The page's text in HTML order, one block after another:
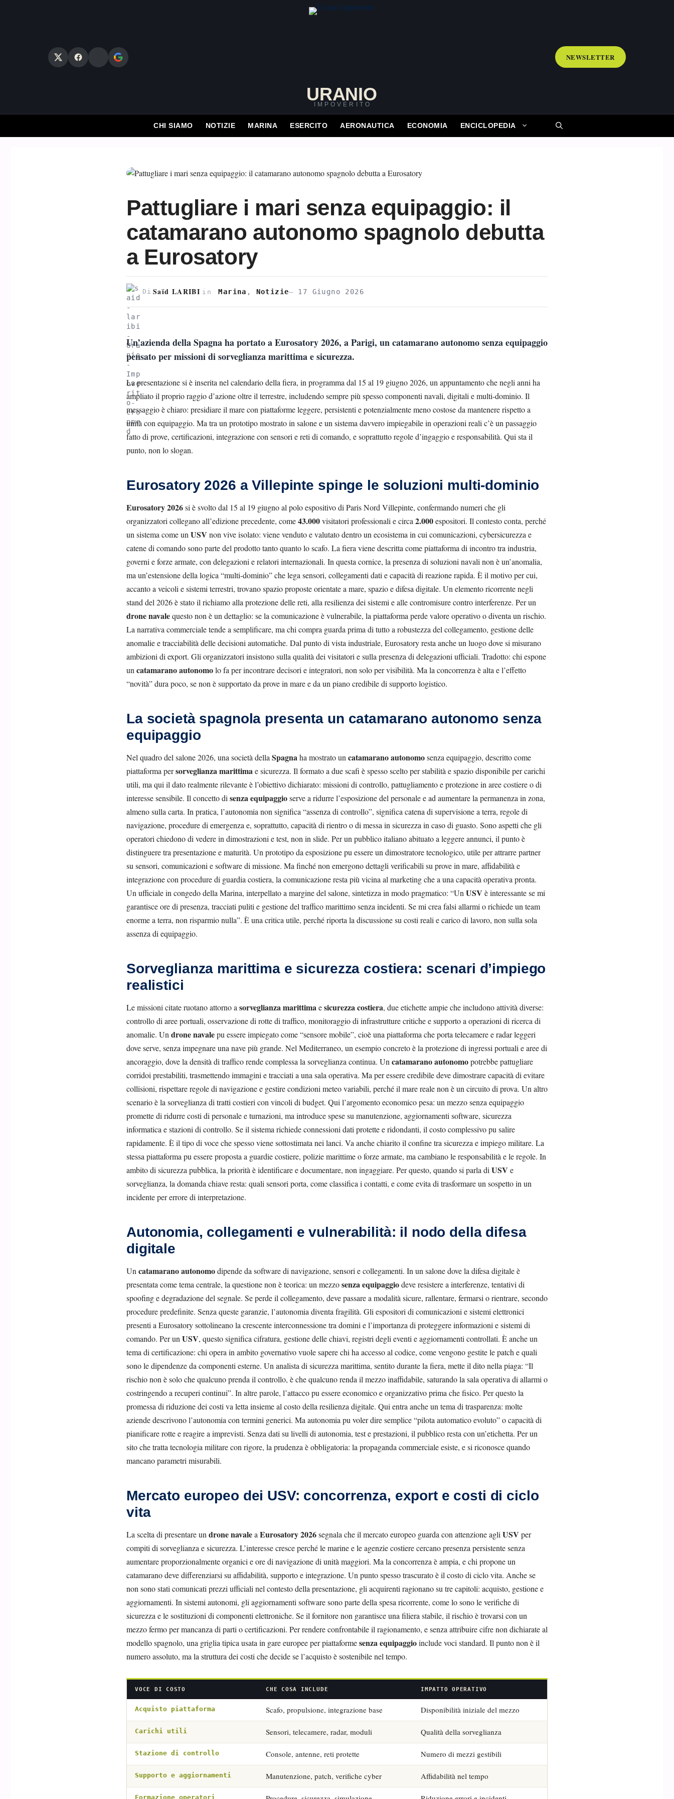
URANIO
IMPOVERITO
NEWSLETTER
CHI SIAMO NOTIZIE MARINA ESERCITO AERONAUTICA ECONOMIA ENCICLOPEDIA
Pattugliare i mari senza equipaggio: il
catamarano autonomo spagnolo debutta
a Eurosatory
17 Giugno 2026
Di Saïd LARIBI in Marina , Notizie
Un’azienda della Spagna ha portato a Eurosatory 2026, a Parigi, un catamarano autonomo senza equipaggio
pensato per missioni di sorveglianza marittima e sicurezza.
La presentazione si è inserita nel calendario della fiera, in programma dal 15 al 19 giugno 2026, un appuntamento che negli anni ha
ampliato il proprio raggio d’azione oltre il terrestre, includendo sempre più spesso componenti navali, digitali e multi-dominio. Il
messaggio è chiaro: presidiare il mare con piattaforme leggere, persistenti e potenzialmente meno costose da mantenere rispetto a
unità con equipaggio. Ma tra un prototipo mostrato in salone e un sistema davvero impiegabile in operazioni reali c’è un passaggio
fatto di prove, certificazioni, integrazione con sensori e reti di comando, e soprattutto regole d’ingaggio e responsabilità. Qui sta il
punto, non lo slogan.
Eurosatory 2026 a Villepinte spinge le soluzioni multi-dominio
Eurosatory 2026si è svolto dal 15 al 19 giugno al polo espositivo di Paris Nord Villepinte, confermando numeri che gli
organizzatori collegano all’edizione precedente, come43.000visitatori professionali e circa 2.000espositori. Il contesto conta, perché
un sistema come un USV non vive isolato: viene venduto e valutato dentro un ecosistema in cui comunicazioni, cybersicurezza e
catene di comando sono parte del prodotto tanto quanto lo scafo. La fiera viene descritta come piattaforma di incontro tra industria,
governi e forze armate, con delegazioni e relatori internazionali. In questa cornice, la presenza di soluzioni navali non è un’anomalia,
ma un’estensione della logica “multi-dominio” che lega sensori, collegamenti dati e capacità di reazione rapida. È il motivo per cui,
accanto a veicoli e sistemi terrestri, trovano spazio proposte orientate a mare, spazio e difesa digitale. Un elemento ricorrente negli
stand del 2026 è stato il richiamo alla protezione delle reti, alla resilienza dei sistemi e alle contromisure contro interferenze. Per un
drone navalequesto non è un dettaglio: se la comunicazione è vulnerabile, la piattaforma perde valore operativo o diventa un rischio.
La narrativa commerciale tende a semplificare, ma chi compra guarda prima di tutto a robustezza del collegamento, gestione delle
anomalie e tracciabilità delle decisioni automatiche. Dal punto di vista industriale, Eurosatory resta anche un luogo dove si misurano
ambizioni di export. Gli organizzatori insistono sulla qualità dei visitatori e sulla presenza di delegazioni ufficiali. Tradotto: chi espone
un catamarano autonomolo fa per incontrare decisori e integratori, non solo per visibilità. Ma la concorrenza è alta e l’effetto
“novità” dura poco, se non è supportato da prove in mare e da un piano credibile di supporto logistico.
La società spagnola presenta un catamarano autonomo senza
equipaggio
Nel quadro del salone 2026, una società della Spagnaha mostrato un catamarano autonomosenza equipaggio, descritto come
piattaforma persorveglianza marittimae sicurezza. Il formato a due scafi è spesso scelto per stabilità e spazio disponibile per carichi
utili, ma qui il dato realmente rilevante è l’obiettivo dichiarato: missioni di controllo, pattugliamento e protezione in aree costiere o di
interesse sensibile. Il concetto di senza equipaggioserve a ridurre l’esposizione del personale e ad aumentare la permanenza in zona,
almeno sulla carta. In pratica, l’autonomia non significa “assenza di controllo”, significa catena di supervisione a terra, regole di
navigazione, procedure di emergenza e, soprattutto, capacità di rientro o di messa in sicurezza in caso di guasto. Sono aspetti che gli
operatori chiedono di vedere in dimostrazioni e test, non in slide. Per un pubblico italiano abituato a leggere annunci, il punto è
distinguere tra presentazione e maturità. Un prototipo da esposizione pu essere un dimostratore tecnologico, utile per attrarre partner
su sensori, comunicazioni e software di missione. Ma finché non emergono dettagli verificabili su prove in mare, affidabilità e
integrazione con procedure di guardia costiera, la comunicazione resta più vicina al marketing che a una capacità operativa pronta.
Un ufficiale in congedo della Marina, interpellato a margine del salone, sintetizza in modo pragmatico: “Un USV è interessante se mi
garantisce ore di presenza, tracciati puliti e gestione del traffico marittimo senza incidenti. Se mi crea falsi allarmi o richiede un team
enorme a terra, non risparmio nulla”. È una critica utile, perché riporta la discussione su costi reali e carico di lavoro, non sulla sola
assenza di equipaggio.
Sorveglianza marittima e sicurezza costiera: scenari d’impiego
realistici
Le missioni citate ruotano attorno a sorveglianza marittimaesicurezza costiera, due etichette ampie che includono attività diverse:
controllo di aree portuali, osservazione di rotte di traffico, monitoraggio di infrastrutture critiche e supporto a operazioni di ricerca di
anomalie. Un drone navalepu essere impiegato come “sensore mobile”, cioè una piattaforma che porta telecamere e radar leggeri
dove serve, senza impegnare una nave più grande. Nel Mediterraneo, un esempio concreto è la protezione di ingressi portuali e aree di
ancoraggio, dove la densità di traffico rende complessa la sorveglianza continua. Un catamarano autonomopotrebbe pattugliare
corridoi prestabiliti, trasmettendo immagini e tracciati a una sala operativa. Ma per essere credibile deve dimostrare capacità di evitare
collisioni, rispettare regole di navigazione e gestire condizioni meteo variabili, perché il mare reale non è un circuito di prova. Un altro
scenario è la sorveglianza di tratti costieri con vincoli di budget. Qui l’argomento economico pesa: un mezzo senza equipaggio
promette di ridurre costi di personale e turnazioni, ma introduce spese su manutenzione, aggiornamenti software, sicurezza
informatica e stazioni di controllo. Se il sistema richiede connessioni dati protette e ridondanti, il costo complessivo pu salire
rapidamente. È il tipo di voce che spesso viene sottostimata nei lanci. Va anche chiarito il confine tra sicurezza e impiego militare. La
stessa piattaforma pu essere proposta a guardie costiere, polizie marittime o forze armate, ma cambiano le responsabilità e le regole. In
ambito di sicurezza pubblica, la priorità è identificare e documentare, non ingaggiare. Per questo, quando si parla di USV e
sorveglianza, la domanda chiave resta: quali sensori porta, come classifica i contatti, e come evita di trasformare un sospetto in un
incidente per errore di interpretazione.
Autonomia, collegamenti e vulnerabilità: il nodo della difesa
digitale
Un catamarano autonomodipende da software di navigazione, sensori e collegamenti. In un salone dove la difesa digitale è
presentata come tema centrale, la questione non è teorica: un mezzosenza equipaggiodeve resistere a interferenze, tentativi di
spoofing e degradazione del segnale. Se perde il collegamento, deve passare a modalità sicure, rallentare, fermarsi o rientrare, secondo
procedure predefinite. Senza queste garanzie, l’autonomia diventa fragilità. Gli espositori di comunicazioni e sistemi elettronici
presenti a Eurosatory sottolineano la crescente interconnessione tra domini e l’importanza di proteggere informazioni e sistemi di
comando. Per un USV, questo significa cifratura, gestione delle chiavi, registri degli eventi e aggiornamenti controllati. È anche un
tema di certificazione: chi opera in ambito governativo vuole sapere chi ha accesso al codice, come vengono gestite le patch e quali
sono le dipendenze da componenti esterne. Un analista di sicurezza marittima, sentito durante la fiera, mette il dito nella piaga: “Il
rischio non è solo che qualcuno prenda il controllo, è che qualcuno renda il mezzo inaffidabile, saturando la sala operativa di allarmi o
costringendo a recuperi continui”. In altre parole, l’attacco pu essere economico e organizzativo prima che fisico. Per questo la
promessa di riduzione dei costi va letta insieme al costo della resilienza digitale. Qui entra anche un tema di trasparenza: molte
aziende descrivono l’autonomia con termini generici. Ma autonomia pu voler dire semplice “pilota automatico evoluto” o capacità di
pianificare rotte e reagire a imprevisti. Senza dati su livelli di autonomia, test e prestazioni, il pubblico resta con un’etichetta. Per un
sito che tratta tecnologia militare con rigore, la prudenza è obbligatoria: la propaganda commerciale esiste, e si riconosce quando
mancano parametri misurabili.
Mercato europeo dei USV: concorrenza, export e costi di ciclo
vita
La scelta di presentare un drone navalea Eurosatory 2026segnala che il mercato europeo guarda con attenzione agli USV per
compiti di sorveglianza e sicurezza. L’interesse cresce perché le marine e le agenzie costiere cercano presenza persistente senza
aumentare proporzionalmente organici e ore di navigazione di unità maggiori. Ma la concorrenza è ampia, e chi propone un
catamarano deve differenziarsi su affidabilità, supporto e integrazione. Un punto spesso trascurato è il costo di ciclo vita. Anche se
non sono stati comunicati prezzi ufficiali nel contesto della presentazione, gli acquirenti ragionano su tre capitoli: acquisto, gestione e
aggiornamenti. In sistemi autonomi, gli aggiornamenti software sono parte della spesa ricorrente, come lo sono le verifiche di
sicurezza e le sostituzioni di componenti elettroniche. Se il fornitore non garantisce una filiera stabile, il rischio è trovarsi con un
mezzo fermo per mancanza di parti o certificazioni. Per rendere confrontabile il ragionamento, e senza attribuire cifre non dichiarate al
modello spagnolo, una griglia tipica usata in gare europee per piattaformesenza equipaggioinclude voci standard. Il punto non è il
numero assoluto, ma la struttura dei costi che decide se l’acquisto è sostenibile nel tempo.
VOCE DI COSTO CHE COSA INCLUDE IMPATTO OPERATIVO
Acquisto piattaforma Scafo, propulsione, integrazione base Disponibilità iniziale del mezzo
Carichi utili Sensori, telecamere, radar, moduli Qualità della sorveglianza
Stazione di controllo Console, antenne, reti protette Numero di mezzi gestibili
Supporto e aggiornamenti Manutenzione, patch, verifiche cyber Affidabilità nel tempo
Formazione operatori